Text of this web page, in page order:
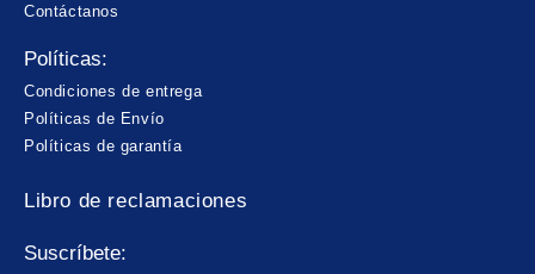
Contáctanos
Políticas:
Condiciones de entrega
Políticas de Envío
Políticas de garantía
Libro de reclamaciones
Suscríbete: